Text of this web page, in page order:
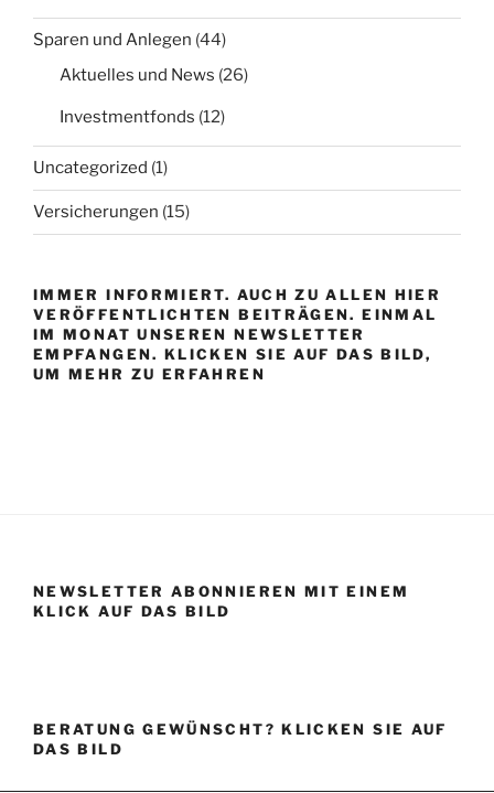
Sparen und Anlegen (44)
Aktuelles und News (26)
Investmentfonds (12)
Uncategorized (1)
Versicherungen (15)
IMMER INFORMIERT. AUCH ZU ALLEN HIER
VERÖFFENTLICHTEN BEITRÄGEN. EINMAL
IM MONAT UNSEREN NEWSLETTER
EMPFANGEN. KLICKEN SIE AUF DAS BILD,
UM MEHR ZU ERFAHREN
NEWSLETTER ABONNIEREN MIT EINEM
KLICK AUF DAS BILD
BERATUNG GEWÜNSCHT? KLICKEN SIE AUF
DAS BILD